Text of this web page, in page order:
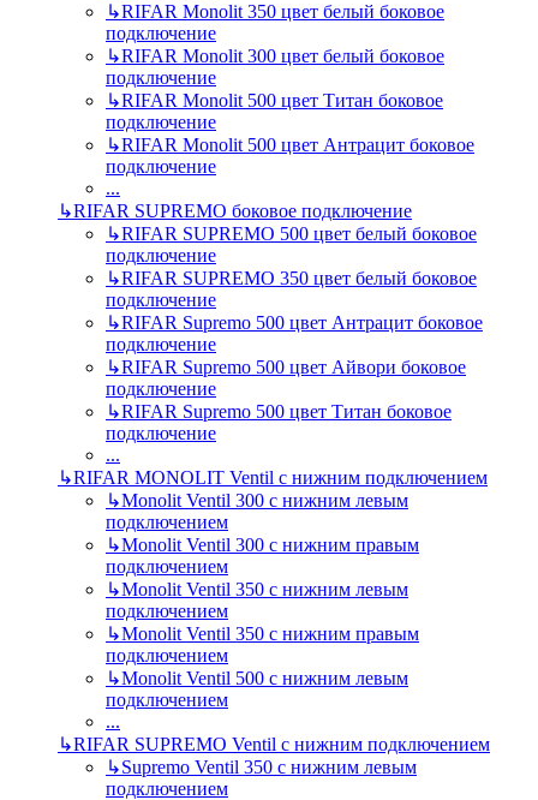
↳RIFAR Monolit 350 цвет белый боковое
подключение
↳RIFAR Monolit 300 цвет белый боковое
подключение
↳RIFAR Monolit 500 цвет Титан боковое
подключение
↳RIFAR Monolit 500 цвет Антрацит боковое
подключение
...
↳RIFAR SUPREMO боковое подключение
↳RIFAR SUPREMO 500 цвет белый боковое
подключение
↳RIFAR SUPREMO 350 цвет белый боковое
подключение
↳RIFAR Supremo 500 цвет Антрацит боковое
подключение
↳RIFAR Supremo 500 цвет Айвори боковое
подключение
↳RIFAR Supremo 500 цвет Титан боковое
подключение
...
↳RIFAR MONOLIT Ventil с нижним подключением
↳Monolit Ventil 300 с нижним левым
подключением
↳Monolit Ventil 300 с нижним правым
подключением
↳Monolit Ventil 350 с нижним левым
подключением
↳Monolit Ventil 350 с нижним правым
подключением
↳Monolit Ventil 500 с нижним левым
подключением
...
↳RIFAR SUPREMO Ventil с нижним подключением
↳Supremo Ventil 350 с нижним левым
подключением